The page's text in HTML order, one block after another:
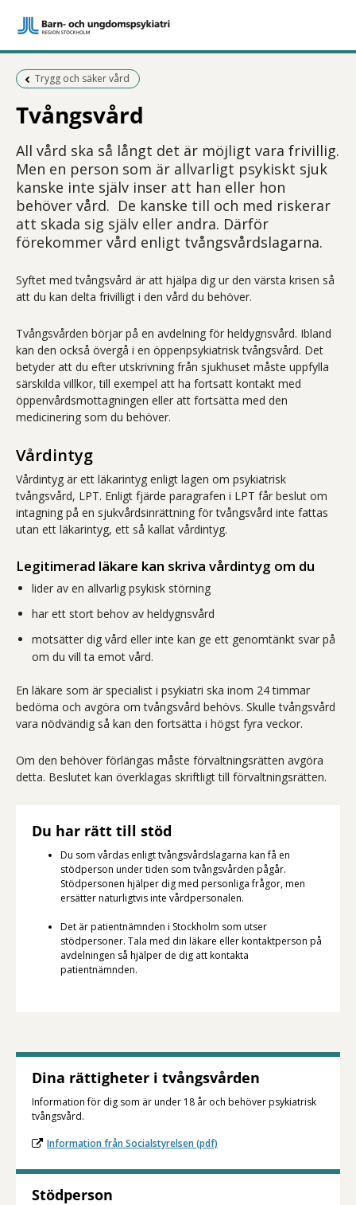
Föregående sida:
Trygg och säker vård
Tvångsvård
All vård ska så långt det är möjligt vara frivillig.
Men en person som är allvarligt psykiskt sjuk
kanske inte själv inser att han eller hon
behöver vård. De kanske till och med riskerar
att skada sig själv eller andra. Därför
förekommer vård enligt tvångsvårdslagarna.
Syftet med tvångsvård är att hjälpa dig ur den värsta krisen så
att du kan delta frivilligt i den vård du behöver.
Tvångsvården börjar på en avdelning för heldygnsvård. Ibland
kan den också övergå i en öppenpsykiatrisk tvångsvård. Det
betyder att du efter utskrivning från sjukhuset måste uppfylla
särskilda villkor, till exempel att ha fortsatt kontakt med
öppenvårdsmottagningen eller att fortsätta med den
medicinering som du behöver.
Vårdintyg
Vårdintyg är ett läkarintyg enligt lagen om psykiatrisk
tvångsvård, LPT. Enligt fjärde paragrafen i LPT får beslut om
intagning på en sjukvårdsinrättning för tvångsvård inte fattas
utan ett läkarintyg, ett så kallat vårdintyg.
Legitimerad läkare kan skriva vårdintyg om du
lider av en allvarlig psykisk störning
har ett stort behov av heldygnsvård
motsätter dig vård eller inte kan ge ett genomtänkt svar på
om du vill ta emot vård.
En läkare som är specialist i psykiatri ska inom 24 timmar
bedöma och avgöra om tvångsvård behövs. Skulle tvångsvård
vara nödvändig så kan den fortsätta i högst fyra veckor.
Om den behöver förlängas måste förvaltningsrätten avgöra
detta. Beslutet kan överklagas skriftligt till förvaltningsrätten.
Du har rätt till stöd
Du som vårdas enligt tvångsvårdslagarna kan få en
stödperson under tiden som tvångsvården pågår.
Stödpersonen hjälper dig med personliga frågor, men
ersätter naturligtvis inte vårdpersonalen.
Det är patientnämnden i Stockholm som utser
stödpersoner. Tala med din läkare eller kontaktperson på
avdelningen så hjälper de dig att kontakta
patientnämnden.
Dina rättigheter i tvångsvården
Information för dig som är under 18 år och behöver psykiatrisk
tvångsvård.
Information från Socialstyrelsen (pdf)
Stödperson